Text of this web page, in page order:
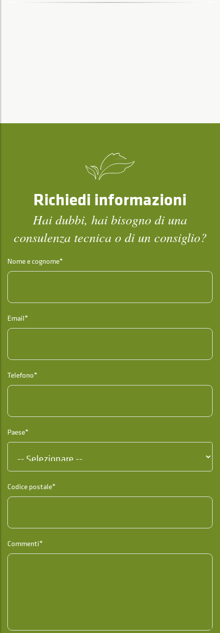
Richiedi informazioni
Hai dubbi, hai bisogno di una
consulenza tecnica o di un consiglio?
Nome e cognome*
Email*
Telefono*
Paese*
Codice postale*
Commenti*